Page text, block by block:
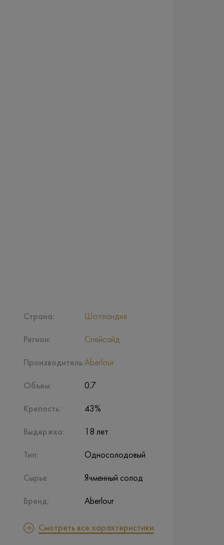
Страна:
Регион:
Производитель:
Объем:
Крепость:
Выдержка:
Тип:
Сырье:
Бренд:
Шотландия
Спейсайд
Aberlour
0.7
43%
18 лет
Односолодовый
Ячменный солод
Aberlour
Смотреть все характеристики